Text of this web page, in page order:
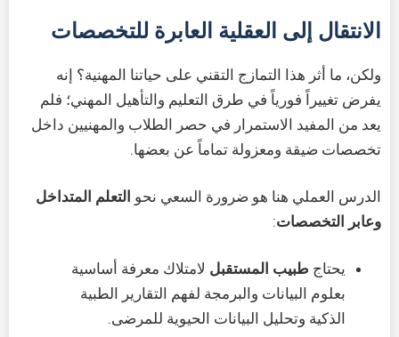
الانتقال إلى العقلية العابرة للتخصصات
ولكن، ما أثر هذا التمازج التقني على حياتنا المهنية؟ إنه
يفرض تغييراً فورياً في طرق التعليم والتأهيل المهني؛ فلم
يعد من المفيد الاستمرار في حصر الطلاب والمهنيين داخل
تخصصات ضيقة ومعزولة تماماً عن بعضها.
الدرس العملي هنا هو ضرورة السعي نحو التعلم المتداخل
وعابر التخصصات:
يحتاج طبيب المستقبل لامتلاك معرفة أساسية
بعلوم البيانات والبرمجة لفهم التقارير الطبية
الذكية وتحليل البيانات الحيوية للمرضى.